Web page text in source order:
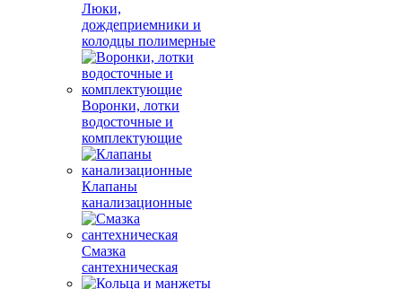
Люки,
дождеприемники и
колодцы полимерные
Воронки, лотки
водосточные и
комплектующие
Клапаны
канализационные
Смазка
сантехническая